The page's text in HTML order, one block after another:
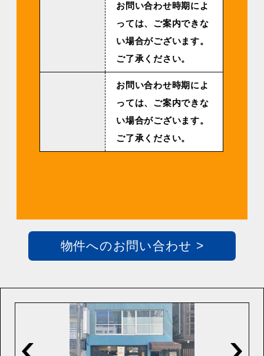
お問い合わせ時期によ
っては、ご案内できな
い場合がございます。
ご了承ください。
お問い合わせ時期によ
っては、ご案内できな
い場合がございます。
ご了承ください。
物件へのお問い合わせ >